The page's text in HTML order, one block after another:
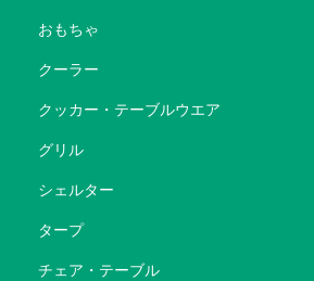
おもちゃ
クーラー
クッカー・テーブルウエア
グリル
シェルター
タープ
チェア・テーブル